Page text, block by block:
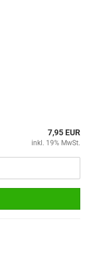
7,95 EUR
inkl. 19% MwSt.